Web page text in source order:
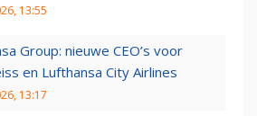
13:55
Group: nieuwe CEO’s voor
en Lufthansa City Airlines
13:17